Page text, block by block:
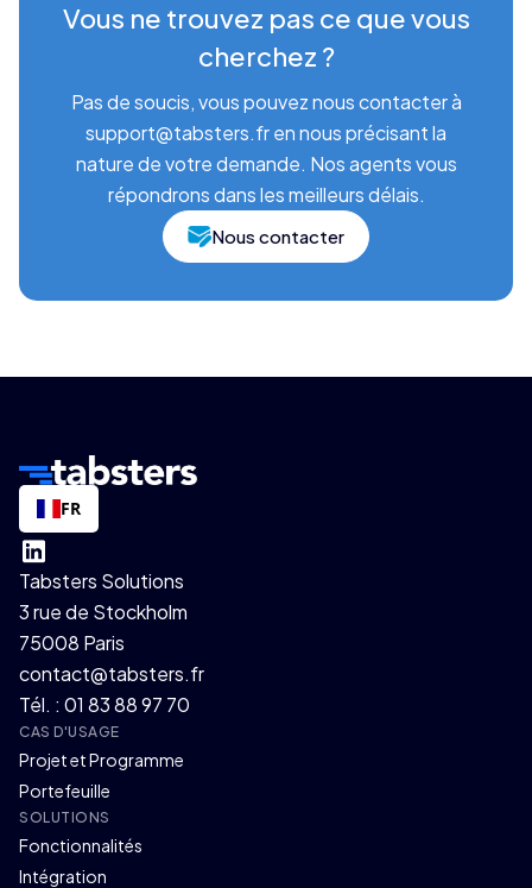
Vous ne trouvez pas ce que vous
cherchez ?
Pas de soucis, vous pouvez nous contacter à
support@tabsters.fr en nous précisant la
nature de votre demande. Nos agents vous
répondrons dans les meilleurs délais.
Nous contacter
FR
Tabsters Solutions
3 rue de Stockholm
75008 Paris
contact@tabsters.fr
Tél. : 01 83 88 97 70
CAS D'USAGE
Projet et Programme
Portefeuille
SOLUTIONS
Fonctionnalités
Intégration